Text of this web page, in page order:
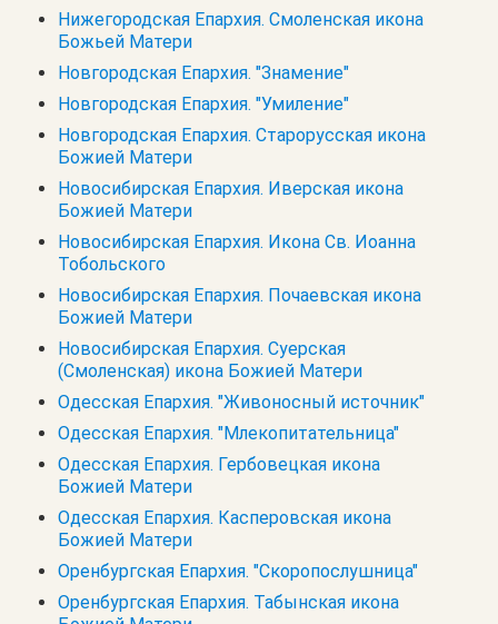
Нижегородская Епархия. Смоленская икона
Божьей Матери
Новгородская Епархия. "Знамение"
Новгородская Епархия. "Умиление"
Новгородская Епархия. Старорусская икона
Божией Матери
Новосибирская Епархия. Иверская икона
Божией Матери
Новосибирская Епархия. Икона Св. Иоанна
Тобольского
Новосибирская Епархия. Почаевская икона
Божией Матери
Новосибирская Епархия. Суерская
(Смоленская) икона Божией Матери
Одесская Епархия. "Живоносный источник"
Одесская Епархия. "Млекопитательница"
Одесская Епархия. Гербовецкая икона
Божией Матери
Одесская Епархия. Касперовская икона
Божией Матери
Оренбургская Епархия. "Скоропослушница"
Оренбургская Епархия. Табынская икона